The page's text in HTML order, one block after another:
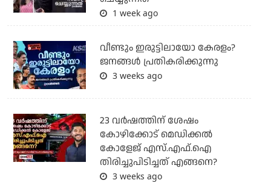
1 week ago
വീണ്ടും ഇരുട്ടിലായോ കേരളം?
ജനങ്ങൾ പ്രതികരിക്കുന്നു
3 weeks ago
23 വർഷത്തിന് ശേഷം
കോഴിക്കോട് മെഡിക്കൽ
കോളേജ് എസ്.എഫ്.ഐ
തിരിച്ചുപിടിച്ചത് എങ്ങനെ?
3 weeks ago